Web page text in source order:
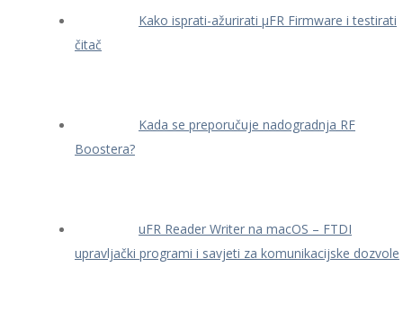
Kako isprati-ažurirati μFR Firmware i testirati
čitač
Kada se preporučuje nadogradnja RF
Boostera?
uFR Reader Writer na macOS – FTDI
upravljački programi i savjeti za komunikacijske dozvole